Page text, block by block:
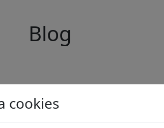
cookies
Blog